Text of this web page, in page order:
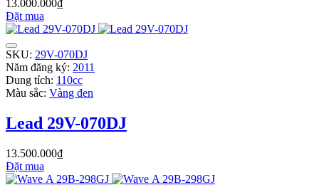
13.000.000₫
Đặt mua
SKU: 29V-070DJ
Năm đăng ký: 2011
Dung tích: 110cc
Màu sắc: Vàng đen
Lead 29V-070DJ
13.500.000₫
Đặt mua